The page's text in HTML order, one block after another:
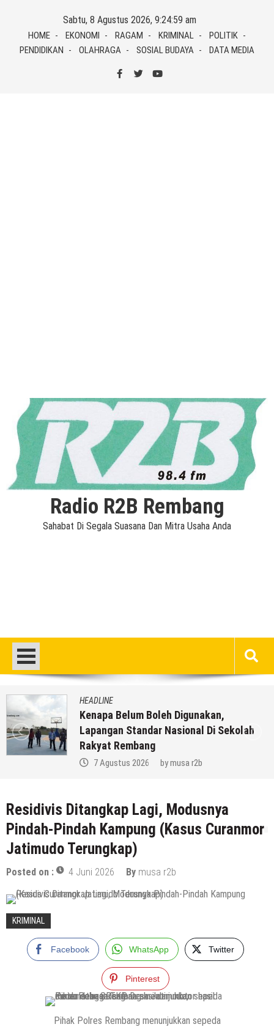
content
Sabtu, 8 Agustus 2026, 9:24:59 am
HOME EKONOMI RAGAM KRIMINAL
POLITIK
PENDIDIKAN
OLAHRAGA SOSIAL BUDAYA DATA MEDIA
Radio R2B Rembang
Sahabat Di Segala Suasana Dan Mitra Usaha Anda
HEADLINE
Kenapa Belum Boleh Digunakan,
Lapangan Standar Nasional Di Sekolah
Rakyat Rembang
7 Agustus 2026 bymusa r2b
Residivis Ditangkap Lagi, Modusnya
Pindah-Pindah Kampung (Kasus Curanmor
Jatimudo Terungkap)
Posted on : 4 Juni 2026 By musa r2b
KRIMINAL
Facebook WhatsApp Twitter
Pinterest
Pihak Polres Rembang menunjukkan sepeda